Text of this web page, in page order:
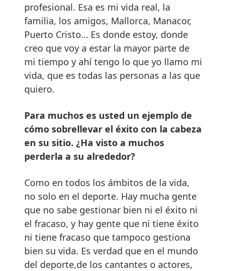
profesional. Esa es mi vida real, la
familia, los amigos, Mallorca, Manacor,
Puerto Cristo… Es donde estoy, donde
creo que voy a estar la mayor parte de
mi tiempo y ahí tengo lo que yo llamo mi
vida, que es todas las personas a las que
quiero.
Para muchos es usted un ejemplo de
cómo sobrellevar el éxito con la cabeza
en su sitio. ¿Ha visto a muchos
perderla a su alrededor?
Como en todos los ámbitos de la vida,
no solo en el deporte. Hay mucha gente
que no sabe gestionar bien ni el éxito ni
el fracaso, y hay gente que ni tiene éxito
ni tiene fracaso que tampoco gestiona
bien su vida. Es verdad que en el mundo
del deporte,de los cantantes o actores,